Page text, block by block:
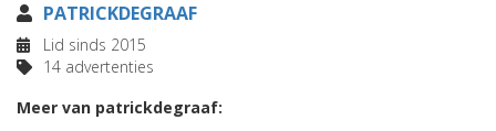
PATRICKDEGRAAF
Lid sinds 2015
14 advertenties
Meer van patrickdegraaf: